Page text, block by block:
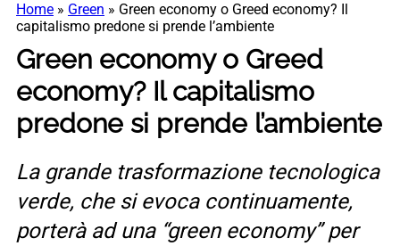
Home » Green » Green economy o Greed economy? Il
capitalismo predone si prende l’ambiente
Green economy o Greed
economy? Il capitalismo
predone si prende l’ambiente
La grande trasformazione tecnologica
verde, che si evoca continuamente,
porterà ad una “green economy” per